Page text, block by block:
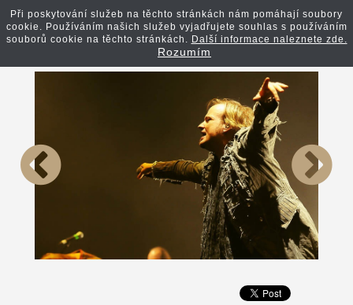
Zpět na článek
Při poskytování služeb na těchto stránkách nám pomáhají soubory
cookie. Používáním našich služeb vyjadřujete souhlas s používáním
souborů cookie na těchto stránkách. Další informace naleznete zde.
Rozumím